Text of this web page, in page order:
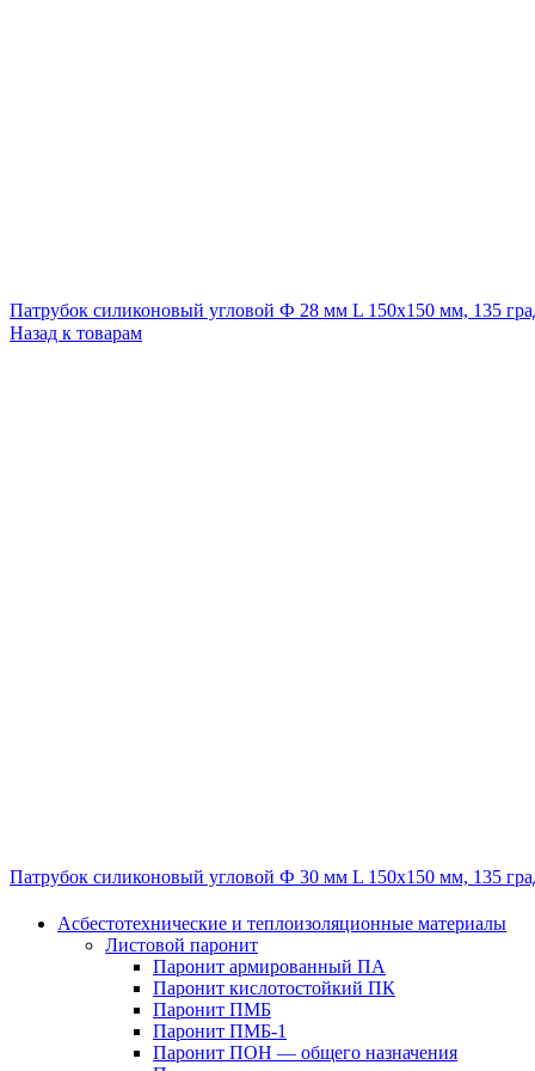
Патрубок силиконовый угловой Ф 28 мм L 150х150 мм, 135
Назад к товарам
Патрубок силиконовый угловой Ф 30 мм L 150х150 мм, 135
Асбестотехнические и теплоизоляционные материалы
Листовой паронит
Паронит армированный ПА
Паронит кислотостойкий ПК
Паронит ПМБ
Паронит ПМБ-1
Паронит ПОН — общего назначения